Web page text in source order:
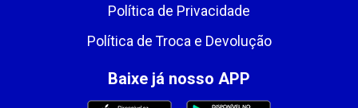
Política de Privacidade
Política de Troca e Devolução
Baixe já nosso APP